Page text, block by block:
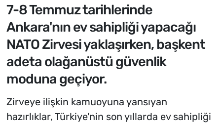
7-8 Temmuz tarihlerinde
Ankara'nın ev sahipliği yapacağı
NATO Zirvesi yaklaşırken, başkent
adeta olağanüstü güvenlik
moduna geçiyor.
Zirveye ilişkin kamuoyuna yansıyan
hazırlıklar, Türkiye'nin son yıllarda ev sahipliği